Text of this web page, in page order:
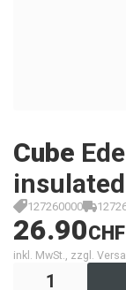
Cube
127260000
26.90CHF
inkl. MwSt., zzgl.